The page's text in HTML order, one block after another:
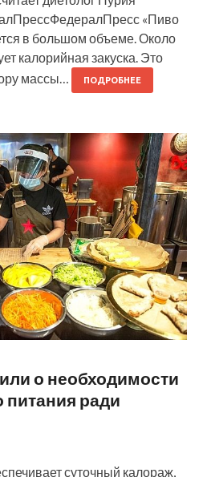
«Пиво
в большом объеме. Около
калорийная закуска. Это
массы…
ПОДРОБНЕЕ
о необходимости
питания ради
суточный калораж,